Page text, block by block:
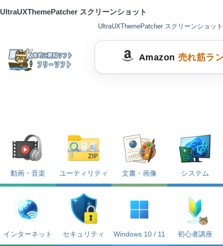
UltraUXThemePatcher スクリーンショット
UltraUXThemePatcher スクリーンショット
Amazon 売れ筋ラ
動画・音楽 ユーティリティ 文書・画像 システム
インターネット セキュリティ Windows 10 / 11 初心者講座